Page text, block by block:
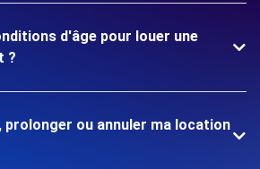
d'âge pour louer une
?
prolonger ou annuler ma location